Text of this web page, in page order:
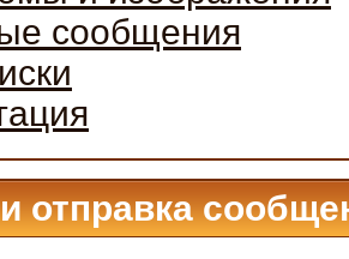
сообщения
отправка